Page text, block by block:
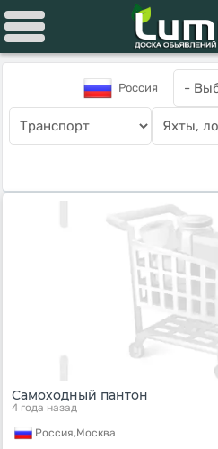
Россия
Самоходный пантон
4 года назад
Россия,Москва